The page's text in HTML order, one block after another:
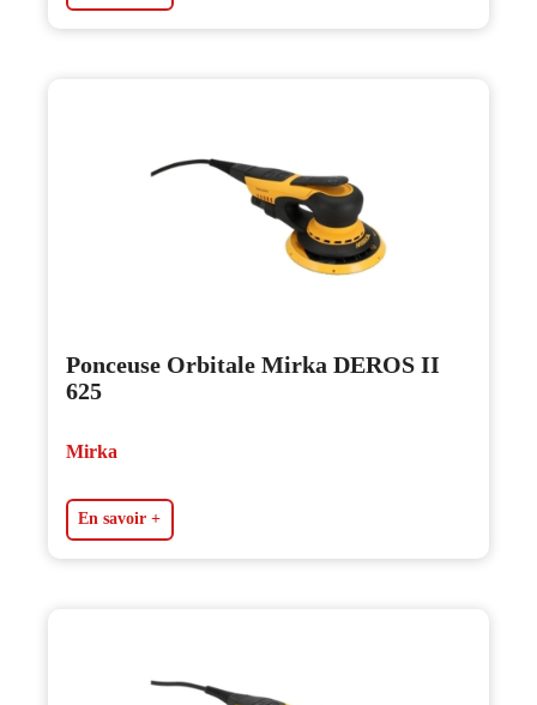
Ponceuse Orbitale Mirka DEROS II
625
Mirka
En savoir +